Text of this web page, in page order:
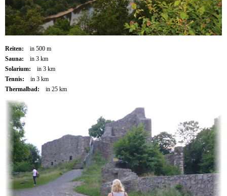
Reiten:
in 500 m
Sauna:
in 3 km
Solarium:
in 3 km
Tennis:
in 3 km
Thermalbad:
in 25 km